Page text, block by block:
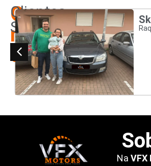
Os
nossos
clientes
Clientes
Satisfeitos
Na